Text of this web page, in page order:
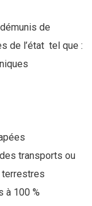
de
de l’état tel que :
transports ou
à 100 %